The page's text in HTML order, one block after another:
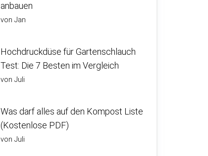
anbauen
von Jan
Hochdruckdüse für Gartenschlauch
Test: Die 7 Besten im Vergleich
von Juli
Was darf alles auf den Kompost Liste
(Kostenlose PDF)
von Juli